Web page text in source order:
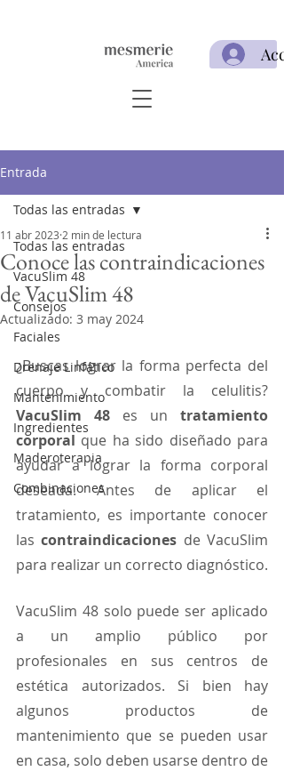
Entrada
Todas las entradas
VacuSlim 48
Consejos
Faciales
Drenaje Linfático
Mantenimiento
Ingredientes
Maderoterapia
Combinaciones
Todas las entradas
Conoce las contraindicaciones
de VacuSlim 48
11 abr 2023 2 min de lectura
Actualizado: 3 may 2024
¿Buscas lograr la forma perfecta del
VacuSlim 48 es un tratamiento
corporal que ha sido diseñado para
ayudar a lograr la forma corporal
deseada. Antes de aplicar el
tratamiento, es importante conocer
las contraindicaciones de VacuSlim
para realizar un correcto diagnóstico.
VacuSlim 48 solo puede ser aplicado
a un amplio público por
profesionales en sus centros de
estética autorizados. Si bien hay
algunos productos de
mantenimiento que se pueden usar
en casa, solo deben usarse dentro de